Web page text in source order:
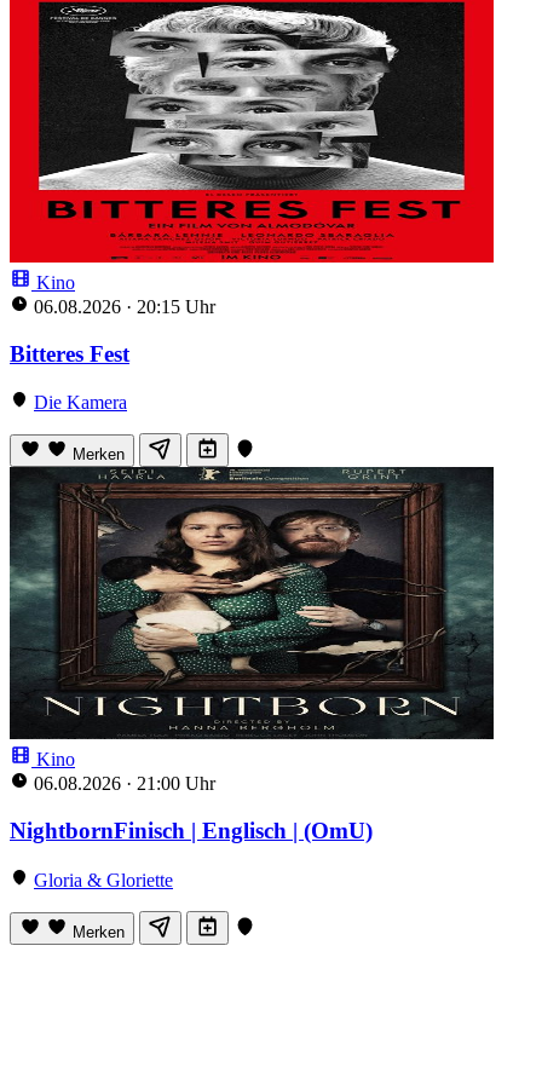
Kino
06.08.2026 · 20:15 Uhr
Bitteres Fest
Die Kamera
Merken
Kino
06.08.2026 · 21:00 Uhr
NightbornFinisch | Englisch | (OmU)
Gloria & Gloriette
Merken